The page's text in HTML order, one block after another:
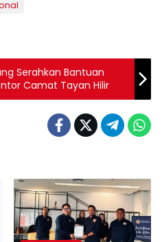
Serahkan Bantuan
Camat Tayan Hilir